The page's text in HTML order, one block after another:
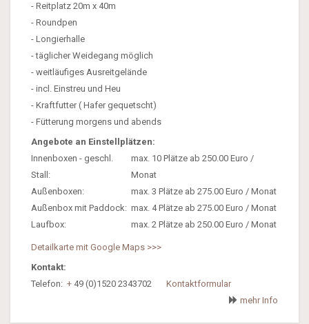
- Reitplatz 20m x 40m
- Roundpen
- Longierhalle
- täglicher Weidegang möglich
- weitläufiges Ausreitgelände
- incl. Einstreu und Heu
- Kraftfutter ( Hafer gequetscht)
- Fütterung morgens und abends
Angebote an Einstellplätzen:
Innenboxen - geschl.
Stall:
max. 10 Plätze ab 250.00 Euro /
Monat
Außenboxen:
max. 3 Plätze ab 275.00 Euro / Monat
Außenbox mit Paddock: max. 4 Plätze ab 275.00 Euro / Monat
Laufbox:
max. 2 Plätze ab 250.00 Euro / Monat
Detailkarte mit Google Maps >>>
Kontakt:
Telefon: + 49 (0)1520 2343702 Kontaktformular
mehr Info